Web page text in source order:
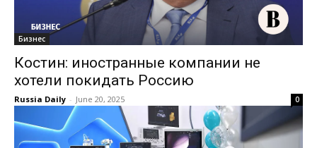
Бизнес
Костин: иностранные компании не
хотели покидать Россию
Russia Daily - June 20, 2025 0